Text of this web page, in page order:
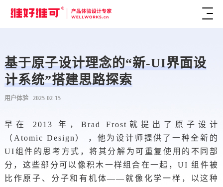
基于原子设计理念的“新-UI界面设
计系统”搭建思路探索
用户体验 2025-02-15
早在 2013 年，Brad Frost就提出了原子设计
（Atomic Design）
，他为设计师提供了一种全新的
UI组件的思考方式，将其分解为可重复使用的不同部
分，这些部分可以像积木一样组合在一起，UI 组件被
比作原子、分子和有机体——就像化学一样，以这种